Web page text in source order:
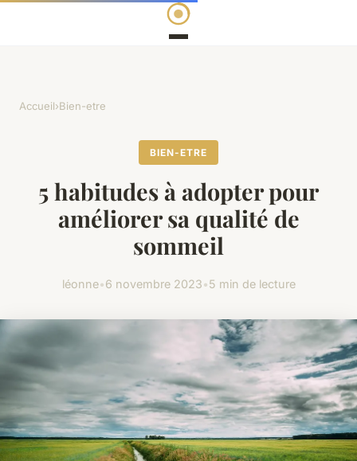
Accueil›Bien-etre
BIEN-ETRE
5 habitudes à adopter pour
améliorer sa qualité de
sommeil
léonne•6 novembre 2023•5 min de lecture